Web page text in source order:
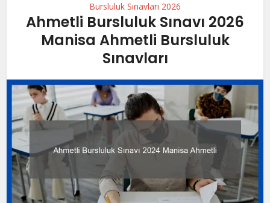
Bursluluk Sınavları 2026
Ahmetli Bursluluk Sınavı 2026
Manisa Ahmetli Bursluluk
Sınavları